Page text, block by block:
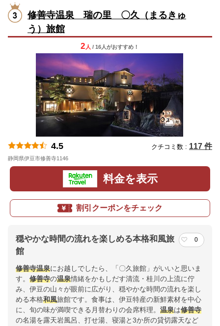
修善寺温泉 瑞の里 〇久（まるきゅ
う）旅館
2 人 / 16人がおすすめ！
4.5 クチコミ数 : 117 件
静岡県伊豆市修善寺1146
料金を表示
割引クーポンをチェック
穏やかな時間の流れを楽しめる本格和風旅
館
0
修善寺温泉にお越しでしたら、「〇久旅館」がいいと思いま
す。 修善寺の温泉情緒をかもしだす清流・桂川の上流に佇
み、伊豆の山々が眼前に広がり、穏やかな時間の流れを楽し
める本格和風旅館です。食事は、伊豆特産の新鮮素材を中心
に、旬の味が満喫できる月替わりの会席料理。 温泉は修善寺
の名湯を露天岩風呂、打せ湯、寝湯と3か所の貸切露天など